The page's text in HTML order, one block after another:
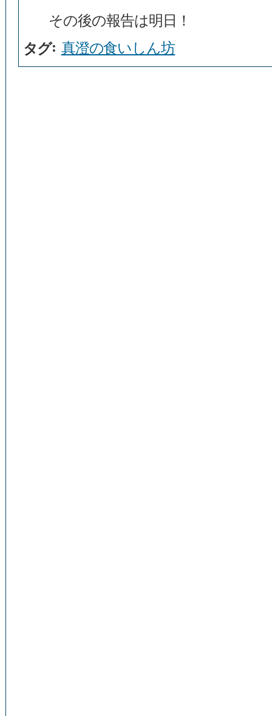
その後の報告は明日！
タグ: 真澄の食いしん坊